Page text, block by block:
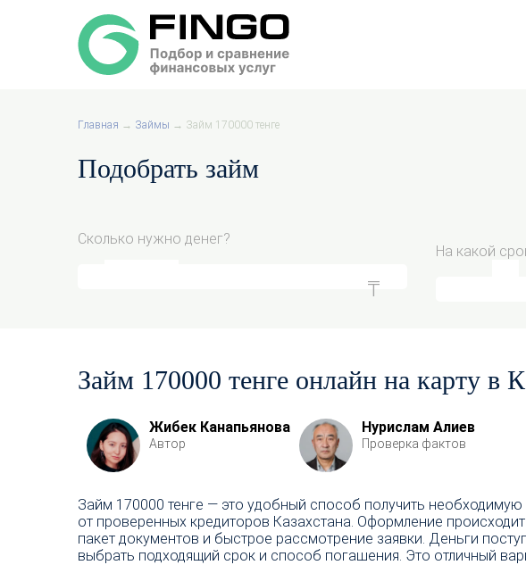
Главная → Займы → Займ 170000 тенге
Подобрать займ
Сколько нужно денег?
На какой
Займ 170000 тенге онлайн на карту в
Жибек Канапьянова
Автор
Нурислам Алиев
Проверка фактов
Займ 170000 тенге — это удобный способ получить
от проверенных кредиторов Казахстана. Оформление
пакет документов и быстрое рассмотрение заявки. Деньги
выбрать подходящий срок и способ погашения. Это отличный